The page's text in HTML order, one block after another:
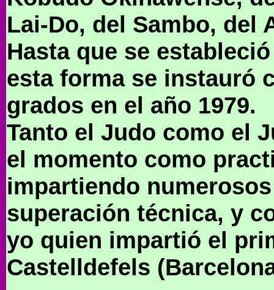
Lai-Do, del Sambo, del
Hasta que se
esta forma se instauró
grados en el año 1979.
Tanto el Judo como el
el momento como
impartiendo
superación técnica, y
yo quien impartió el
Castelldefels